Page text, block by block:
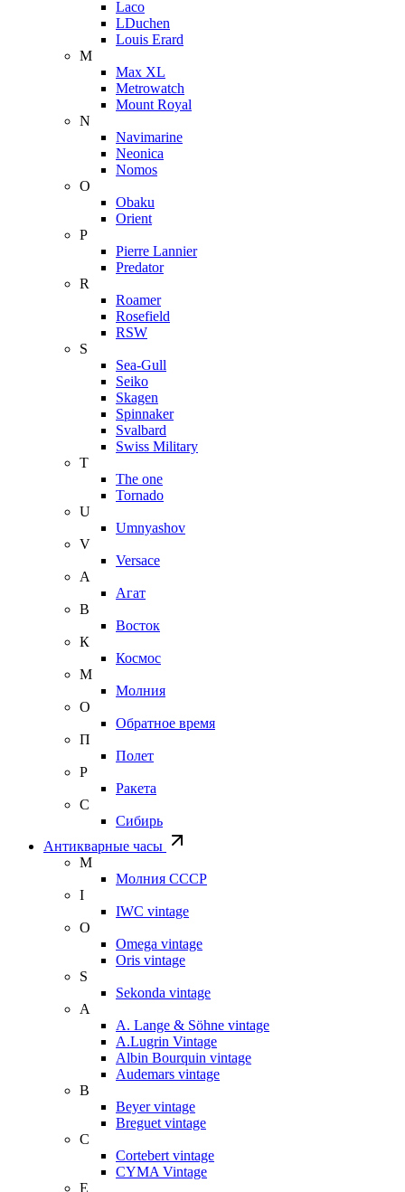
Laco
LDuchen
Louis Erard
M
Max XL
Metrowatch
Mount Royal
N
Navimarine
Neonica
Nomos
O
Obaku
Orient
P
Pierre Lannier
Predator
R
Roamer
Rosefield
RSW
S
Sea-Gull
Seiko
Skagen
Spinnaker
Svalbard
Swiss Military
T
The one
Tornado
U
Umnyashov
V
Versace
А
Агат
В
Восток
К
Космос
М
Молния
О
Обратное время
П
Полет
Р
Ракета
С
Сибирь
Антикварные часы
М
Молния СССР
I
IWC vintage
O
Omega vintage
Oris vintage
S
Sekonda vintage
A
A. Lange & Söhne vintage
A.Lugrin Vintage
Albin Bourquin vintage
Audemars vintage
B
Beyer vintage
Breguet vintage
C
Cortebert vintage
CYMA Vintage
E